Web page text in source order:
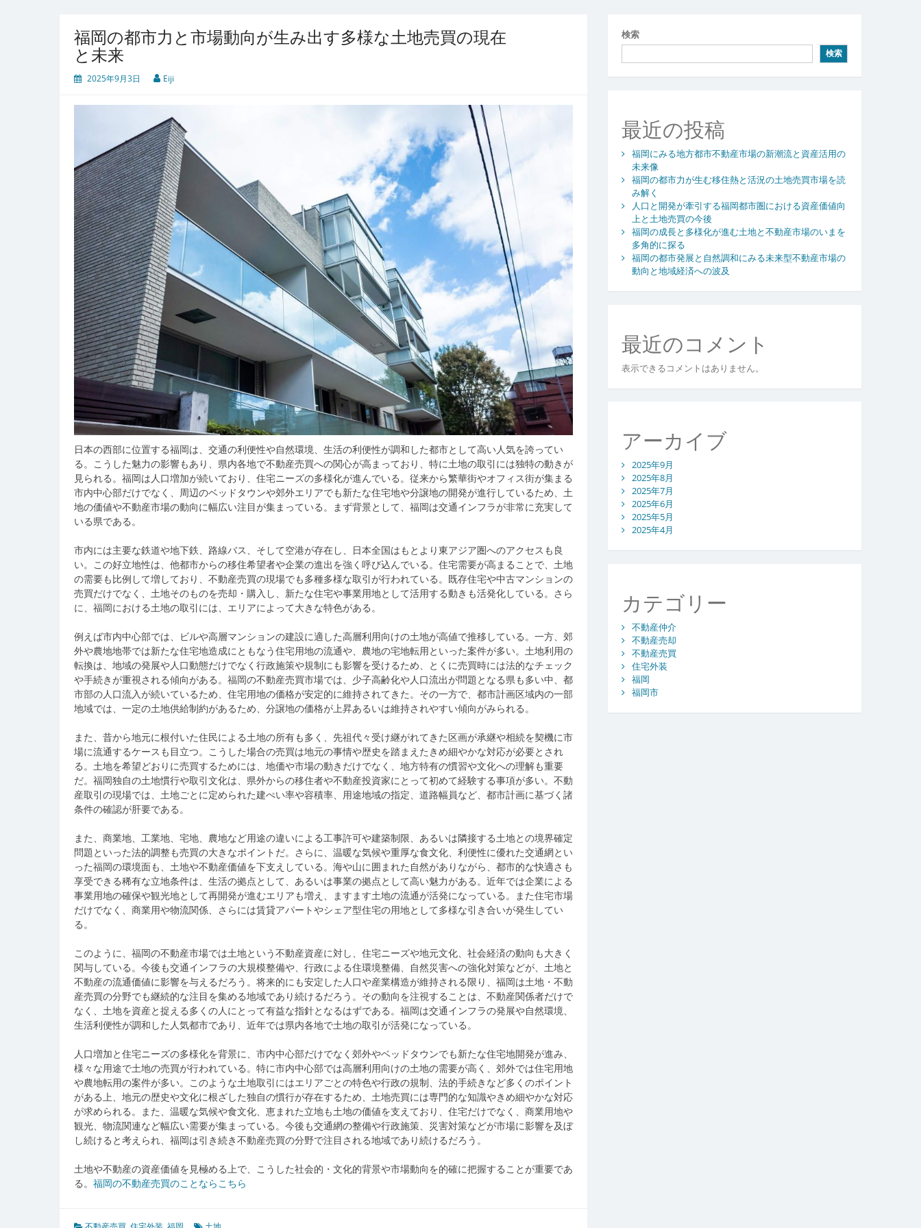
福岡の都市力と市場動向が生み出す多様な土地売買の現在
と未来
2025年9月3日 Eiji
日本の西部に位置する福岡は、交通の利便性や自然環境、生活の利便性が調和した都市として高い人気を誇ってい
る。 こうした魅力の影響もあり、県内各地で不動産売買への関心が高まっており、特に土地の取引には独特の動きが
見られる。福岡は人口増加が続いており、住宅ニーズの多様化が進んでいる。従来から繁華街やオフィス街が集まる
市内中心部だけでなく、周辺のベッドタウンや郊外エリアでも新たな住宅地や分譲地の開発が進行しているため、土
地の価値や不動産市場の動向に幅広い注目が集まっている。まず背景として、福岡は交通インフラが非常に充実して
いる県である。
市内には主要な鉄道や地下鉄、路線バス、そして空港が存在し、日本全国はもとより東アジア圏へのアクセスも良
い。この好立地性は、他都市からの移住希望者や企業の進出を強く呼び込んでいる。住宅需要が高まることで、土地
の需要も比例して増しており、不動産売買の現場でも多種多様な取引が行われている。既存住宅や中古マンションの
売買だけでなく、土地そのものを売却・購入し、新たな住宅や事業用地として活用する動きも活発化している。さら
に、福岡における土地の取引には、エリアによって大きな特色がある。
例えば市内中心部では、ビルや高層マンションの建設に適した高層利用向けの土地が高値で推移している。一方、郊
外や農地地帯では新たな住宅地造成にともなう住宅用地の流通や、農地の宅地転用といった案件が多い。土地利用の
転換は、地域の発展や人口動態だけでなく行政施策や規制にも影響を受けるため、とくに売買時には法的なチェック
や手続きが重視される傾向がある。福岡の不動産売買市場では、少子高齢化や人口流出が問題となる県も多い中、都
市部の人口流入が続いているため、住宅用地の価格が安定的に維持されてきた。その一方で、都市計画区域内の一部
地域では、一定の土地供給制約があるため、分譲地の価格が上昇あるいは維持されやすい傾向がみられる。
また、昔から地元に根付いた住民による土地の所有も多く、先祖代々受け継がれてきた区画が承継や相続を契機に市
場に流通するケースも目立つ。こうした場合の売買は地元の事情や歴史を踏まえたきめ細やかな対応が必要とされ
る。土地を希望どおりに売買するためには、地価や市場の動きだけでなく、地方特有の慣習や文化への理解も重要
だ。福岡独自の土地慣行や取引文化は、県外からの移住者や不動産投資家にとって初めて経験する事項が多い。不動
産取引の現場では、土地ごとに定められた建ぺい率や容積率、用途地域の指定、道路幅員など、都市計画に基づく諸
条件の確認が肝要である。
また、商業地、工業地、宅地、農地など用途の違いによる工事許可や建築制限、あるいは隣接する土地との境界確定
問題といった法的調整も売買の大きなポイントだ。さらに、温暖な気候や重厚な食文化、利便性に優れた交通網とい
った福岡の環境面も、土地や不動産価値を下支えしている。海や山に囲まれた自然がありながら、都市的な快適さも
享受できる稀有な立地条件は、生活の拠点として、あるいは事業の拠点として高い魅力がある。近年では企業による
事業用地の確保や観光地として再開発が進むエリアも増え、ますます土地の流通が活発になっている。また住宅市場
だけでなく、商業用や物流関係、さらには賃貸アパートやシェア型住宅の用地として多様な引き合いが発生してい
る。
このように、福岡の不動産市場では土地という不動産資産に対し、住宅ニーズや地元文化、社会経済の動向も大きく
関与している。今後も交通インフラの大規模整備や、行政による住環境整備、自然災害への強化対策などが、土地と
不動産の流通価値に影響を与えるだろう。将来的にも安定した人口や産業構造が維持される限り、福岡は土地・不動
産売買の分野でも継続的な注目を集める地域であり続けるだろう。その動向を注視することは、不動産関係者だけで
なく、土地を資産と捉える多くの人にとって有益な指針となるはずである。福岡は交通インフラの発展や自然環境、
生活利便性が調和した人気都市であり、近年では県内各地で土地の取引が活発になっている。
人口増加と住宅ニーズの多様化を背景に、市内中心部だけでなく郊外やベッドタウンでも新たな住宅地開発が進み、
様々な用途で土地の売買が行われている。特に市内中心部では高層利用向けの土地の需要が高く、郊外では住宅用地
や農地転用の案件が多い。このような土地取引にはエリアごとの特色や行政の規制、法的手続きなど多くのポイント
がある上、地元の歴史や文化に根ざした独自の慣行が存在するため、土地売買には専門的な知識やきめ細やかな対応
が求められる。また、温暖な気候や食文化、恵まれた立地も土地の価値を支えており、住宅だけでなく、商業用地や
観光、物流関連など幅広い需要が集まっている。今後も交通網の整備や行政施策、災害対策などが市場に影響を及ぼ
し続けると考えられ、福岡は引き続き不動産売買の分野で注目される地域であり続けるだろう。
土地や不動産の資産価値を見極める上で、こうした社会的・文化的背景や市場動向を的確に把握することが重要であ
る。 福岡の不動産売買のことならこちら
検索
検索
最近の投稿
福岡にみる地方都市不動産市場の新潮流と資産活用の
未来像
福岡の都市力が生む移住熱と活況の土地売買市場を読
み解く
人口と開発が牽引する福岡都市圏における資産価値向
上と土地売買の今後
福岡の成長と多様化が進む土地と不動産市場のいまを
多角的に探る
福岡の都市発展と自然調和にみる未来型不動産市場の
動向と地域経済への波及
最近のコメント
表示できるコメントはありません。
アーカイブ
2025年9月
2025年8月
2025年7月
2025年6月
2025年5月
2025年4月
カテゴリー
不動産仲介
不動産売却
不動産売買
住宅外装
福岡
福岡市